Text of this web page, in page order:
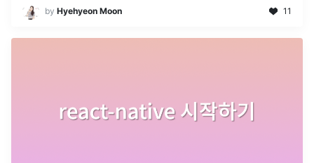
by Hyehyeon Moon 11